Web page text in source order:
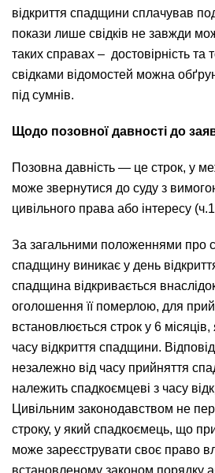
відкриття спадщини сплачував
покази лише свідків не завжди
таких справах – достовірність та
свідками відомостей можна
під сумнів.
Щодо позовної давності до
Позовна давність — це строк, у
може звернутися до суду з
цивільного права або інтересу
За загальними положеннями про
спадщину виникає у день
спадщина відкривається
оголошення її померлою, для
встановлюється строк у 6
часу відкриття спадщини.
незалежно від часу прийняття
належить спадкоємцеві з часу
Цивільним законодавством не
строку, у який спадкоємець, що
може зареєструвати своє право
встановленому законом порядку